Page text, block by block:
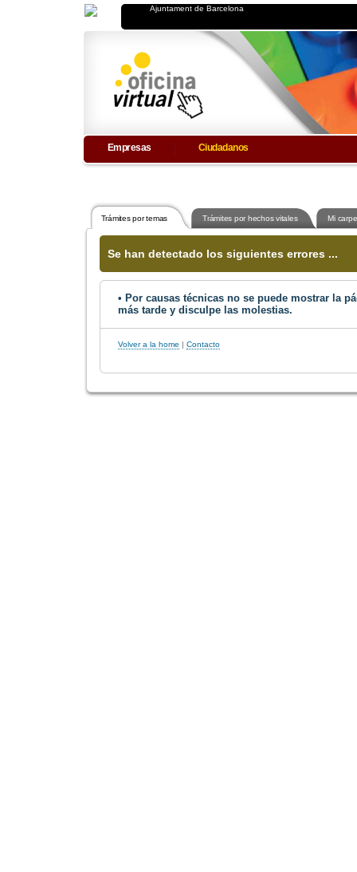
Empresas Ciudadanos
Trámites por temas Trámites por hechos vitales Mi
Se han detectado los siguientes errores ...
• Por causas técnicas no se puede mostrar la
más tarde y disculpe las molestias.
Volver a la home | Contacto